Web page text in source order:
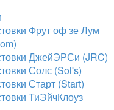
Фрут оф зе Лум
ДжейЭРСи (JRC)
Солс (Sol's)
Старт (Start)
ТиЭйчКлоуз